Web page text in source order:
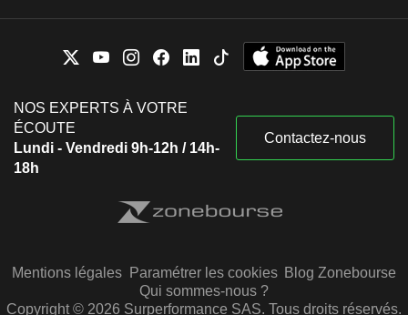
NOS EXPERTS À VOTRE
ÉCOUTE
Lundi - Vendredi 9h-12h / 14h-
18h
Contactez-nous
Mentions légales Paramétrer les cookies Blog Zonebourse
Qui sommes-nous ?
Copyright © 2026 Surperformance SAS. Tous droits réservés.